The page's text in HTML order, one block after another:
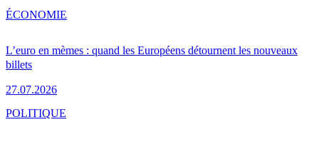
L’euro en mèmes : quand les Européens détournent les nouveaux
billets
27.07.2026
ÉCONOMIE
POLITIQUE